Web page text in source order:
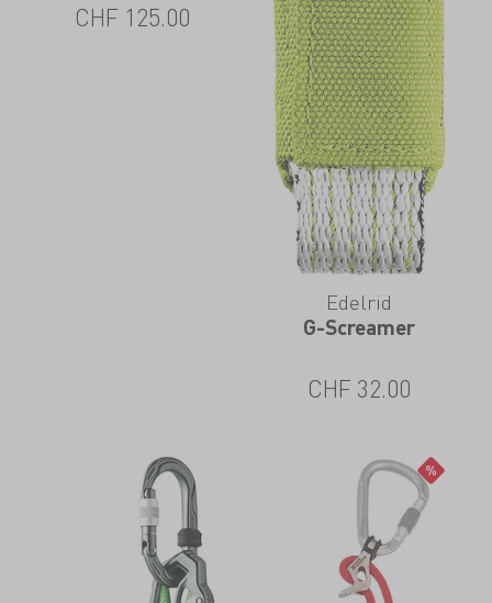
CHF 125.00
Edelrid
G-Screamer
CHF 32.00